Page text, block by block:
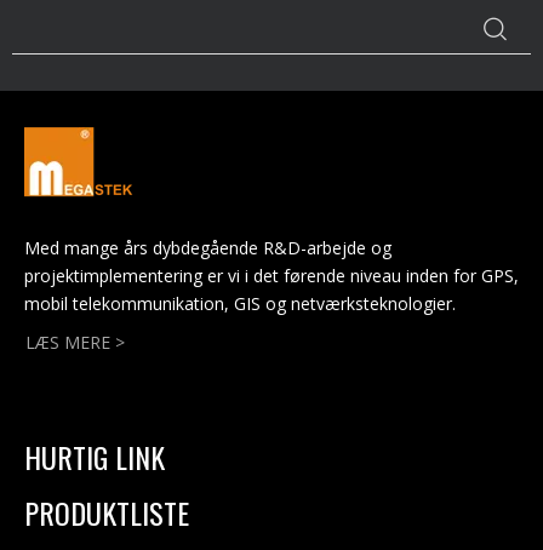
Med mange års dybdegående R&D-arbejde og
projektimplementering er vi i det førende niveau inden for GPS,
mobil telekommunikation, GIS og netværksteknologier.
LÆS MERE >
HURTIG LINK
PRODUKTLISTE